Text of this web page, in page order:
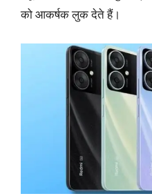
को आकर्षक लुक देते हैं।